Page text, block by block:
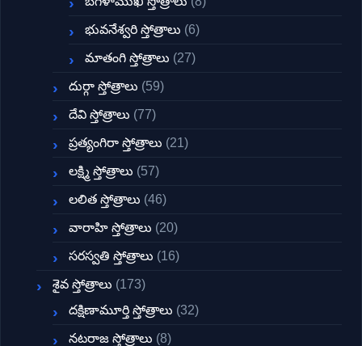
భువనేశ్వరి స్తోత్రాలు (6)
మాతంగి స్తోత్రాలు (27)
దుర్గా స్తోత్రాలు (59)
దేవి స్తోత్రాలు (77)
ప్రత్యంగిరా స్తోత్రాలు (21)
లక్ష్మి స్తోత్రాలు (57)
లలిత స్తోత్రాలు (46)
వారాహి స్తోత్రాలు (20)
సరస్వతి స్తోత్రాలు (16)
శైవ స్తోత్రాలు (173)
దక్షిణామూర్తి స్తోత్రాలు (32)
నటరాజ స్తోత్రాలు (8)